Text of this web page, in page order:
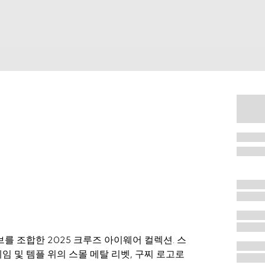
조합한 2025 크루즈 아이웨어 컬렉션. 스
및 템플 위의 스몰 메탈 리벳, 구찌 로고로